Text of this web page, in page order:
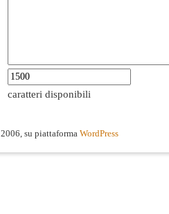
caratteri disponibili
2006, su piattaforma WordPress